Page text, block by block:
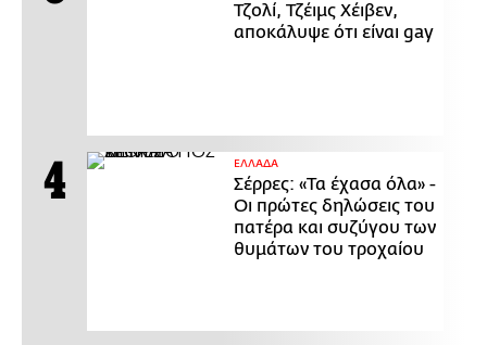
Τζολί, Τζέιμς Χέιβεν,
αποκάλυψε ότι είναι gay
ΕΛΛΑΔΑ
Σέρρες: «Τα έχασα όλα» -
Οι πρώτες δηλώσεις του
πατέρα και συζύγου των
θυμάτων του τροχαίου